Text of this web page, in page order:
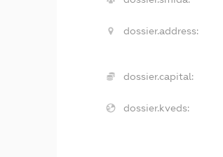
dossier.address:
dossier.capital:
dossier.kveds: